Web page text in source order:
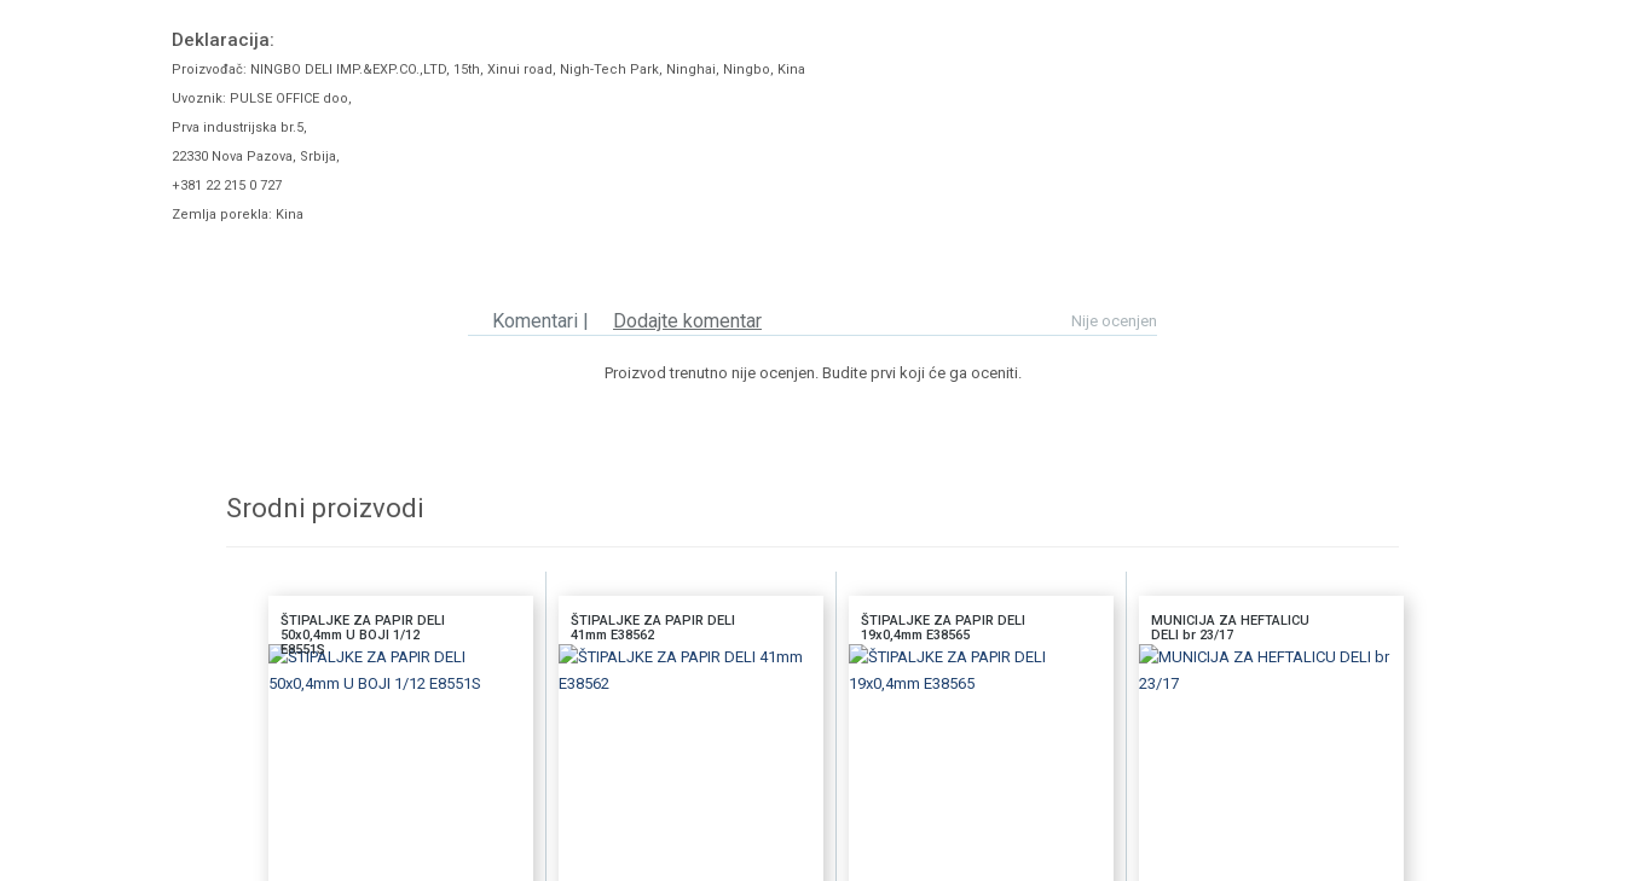
Deklaracija:
Proizvođač: NINGBO DELI IMP.&EXP.CO.,LTD, 15th, Xinui road, Nigh-Tech Park, Ninghai, Ningbo, Kina
Uvoznik: PULSE OFFICE doo,
Prva industrijska br.5,
22330 Nova Pazova, Srbija,
+381 22 215 0 727
Zemlja porekla: Kina
Nije ocenjen
Komentari | Dodajte komentar
Proizvod trenutno nije ocenjen. Budite prvi koji će ga oceniti.
Srodni proizvodi
ŠTIPALJKE ZA PAPIR DELI
50x0,4mm U BOJI 1/12
E8551S
ŠTIPALJKE ZA PAPIR DELI
41mm E38562
ŠTIPALJKE ZA PAPIR DELI
19x0,4mm E38565
MUNICIJA ZA HEFTALICU
DELI br 23/17